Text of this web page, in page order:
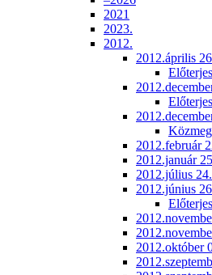
2021
2023.
2012.
2012.április
2012.február
2012.január
2012.július 24.
2012.június
2012.október